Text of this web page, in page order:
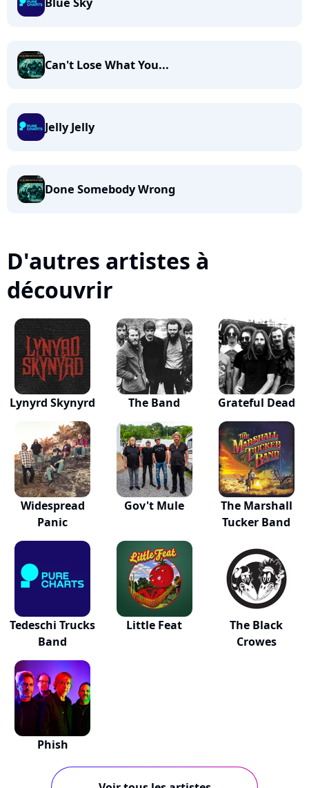
Can't Lose What You...
Jelly Jelly
Done Somebody Wrong
D'autres artistes à
découvrir
Lynyrd Skynyrd The Band Grateful Dead
Widespread
Panic
Gov't Mule
The Marshall
Tucker Band
Tedeschi Trucks
Band
Little Feat
The Black
Crowes
Phish